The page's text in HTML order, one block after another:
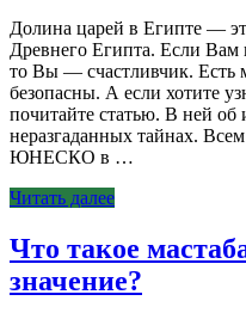
Долина царей в Египте —
Древнего Египта. Если Вам
то Вы — счастливчик. Есть
безопасны. А если хотите
почитайте статью. В ней
неразгаданных тайнах.
ЮНЕСКО в …
Читать далее
Что такое
значение?